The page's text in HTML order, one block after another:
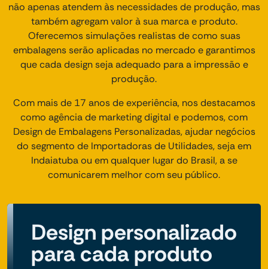
não apenas atendem às necessidades de produção, mas
também agregam valor à sua marca e produto.
Oferecemos simulações realistas de como suas
embalagens serão aplicadas no mercado e garantimos
que cada design seja adequado para a impressão e
produção.
Com mais de 17 anos de experiência, nos destacamos
como agência de marketing digital e podemos, com
Design de Embalagens Personalizadas, ajudar negócios
do segmento de Importadoras de Utilidades, seja em
Indaiatuba ou em qualquer lugar do Brasil, a se
comunicarem melhor com seu público.
Design personalizado
para cada produto